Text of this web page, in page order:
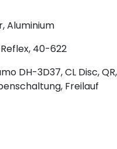
Aluminium
40-622
DH-3D37, CL Disc, QR,
Freilauf